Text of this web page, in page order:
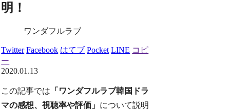
明！
ワンダフルラブ
Twitter Facebook はてブ Pocket LINE コピ
ー
2020.01.13
この記事では 「ワンダフルラブ韓国ドラ
マの感想、視聴率や評価」 について説明